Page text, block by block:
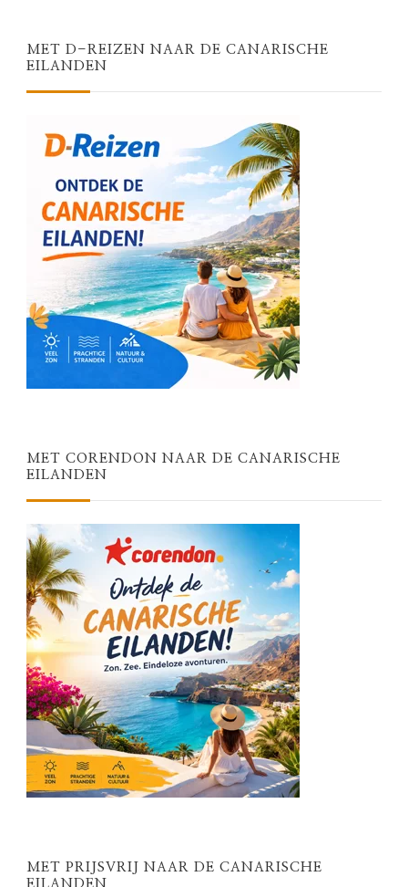
MET D-REIZEN NAAR DE CANARISCHE
EILANDEN
MET CORENDON NAAR DE CANARISCHE
EILANDEN
MET PRIJSVRIJ NAAR DE CANARISCHE
EILANDEN